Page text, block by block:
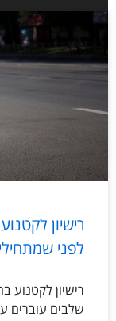
רישיון
לפני
שלבים עוברים